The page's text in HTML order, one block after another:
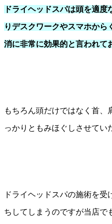
ドライヘッドスパは頭を適
りデスクワークやスマホか
消に非常に効果的と言われて
もちろん頭だけではなく首、
っかりともみほぐしさせてい
ドライヘッドスパの施術を
ちしてしまうのですが当店で